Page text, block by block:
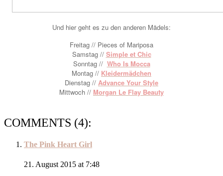
Und hier geht es zu den anderen Mädels:
Freitag // Pieces of Mariposa
Samstag // Simple et Chic
Sonntag // Who Is Mocca
Montag // Kleidermädchen
Dienstag // Advance Your Style
Mittwoch // Morgan Le Flay Beauty
COMMENTS (4):
The Pink Heart Girl
21. August 2015 at 7:48